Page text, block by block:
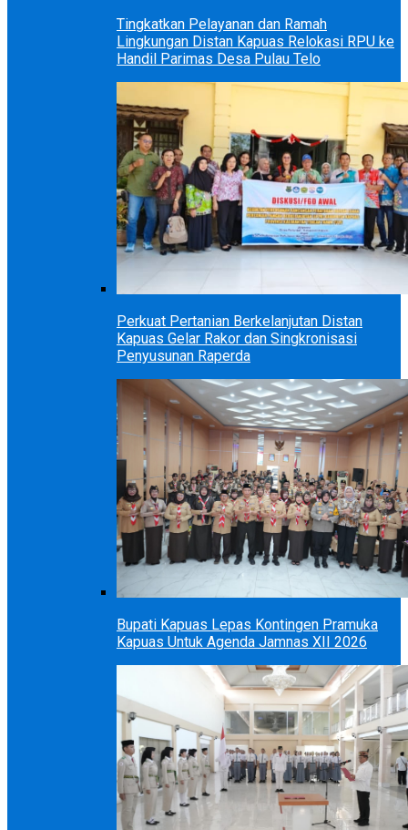
Tingkatkan Pelayanan dan Ramah
Lingkungan Distan Kapuas Relokasi RPU ke
Handil Parimas Desa Pulau Telo
Perkuat Pertanian Berkelanjutan Distan
Kapuas Gelar Rakor dan Singkronisasi
Penyusunan Raperda
Bupati Kapuas Lepas Kontingen Pramuka
Kapuas Untuk Agenda Jamnas XII 2026